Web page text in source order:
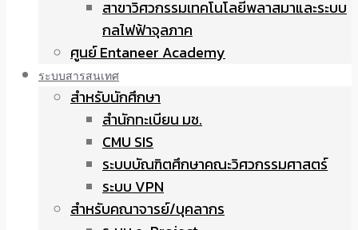
สาขาวิศวกรรมเทคโนโลยีพลาสมาและระบบ
กลไฟฟ้าจุลภาค
ศูนย์ Entaneer Academy
ระบบสารสนเทศ
สำหรับนักศึกษา
สำนักทะเบียน มช.
CMU SIS
ระบบบัณฑิตศึกษาคณะวิศวกรรมศาสตร์
ระบบ VPN
สำหรับคณาจารย์/บุคลากร